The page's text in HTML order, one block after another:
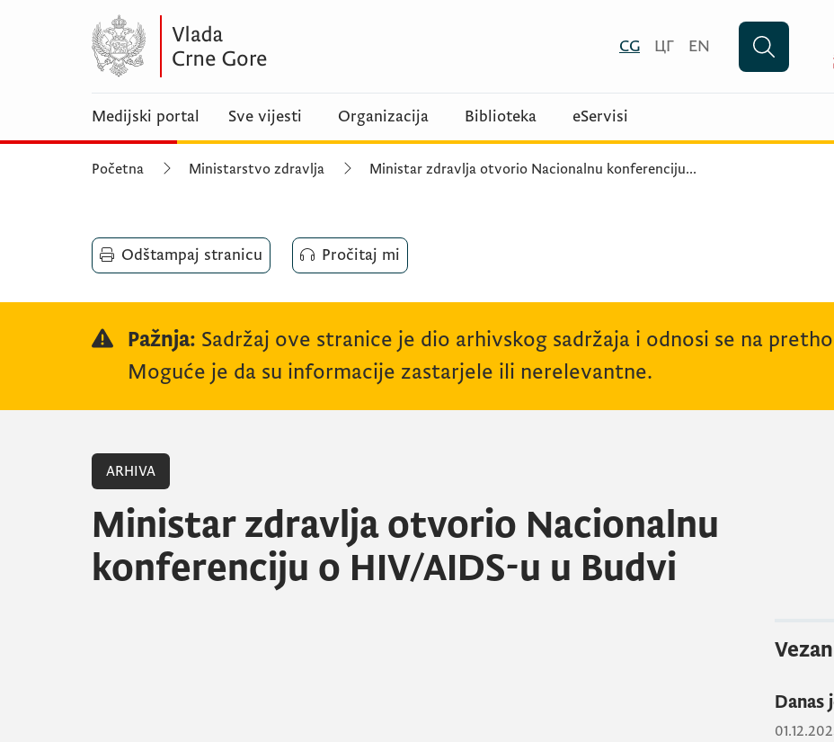
CG ЦГ EN
Medijski portal Sve vijesti Organizacija Biblioteka eServisi
Početna Ministarstvo zdravlja Ministar zdravlja otvorio Nacionalnu konferenciju...
Odštampaj stranicu Pročitaj mi
Pažnja: Sadržaj ove stranice je dio arhivskog sadržaja i odnosi se na
Moguće je da su informacije zastarjele ili nerelevantne.
ARHIVA
Ministar zdravlja otvorio Nacionalnu
konferenciju o HIV/AIDS-u u Budvi
Danas